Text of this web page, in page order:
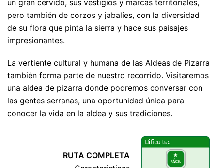
un gran cérvido, sus vestigios y marcas territoriales,
pero también de corzos y jabalíes, con la diversidad
de su flora que pinta la sierra y hace sus paisajes
impresionantes.
La vertiente cultural y humana de las Aldeas de Pizarra
también forma parte de nuestro recorrido. Visitaremos
una aldea de pizarra donde podremos conversar con
las gentes serranas, una oportunidad única para
conocer la vida en la aldea y sus tradiciones.
RUTA COMPLETA